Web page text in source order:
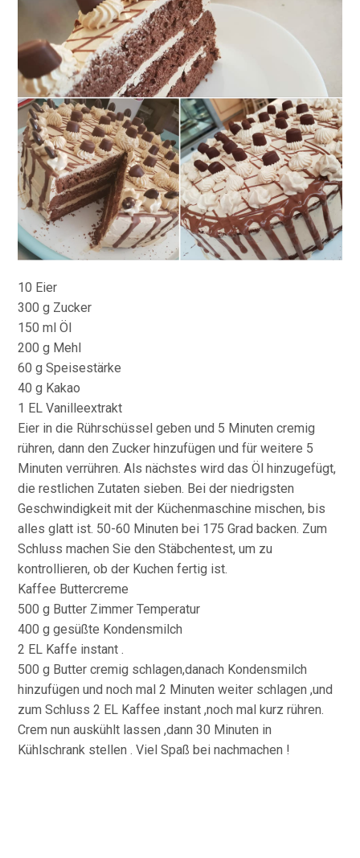
10 Eier
300 g Zucker
150 ml Öl
200 g Mehl
60 g Speisestärke
40 g Kakao
1 EL Vanilleextrakt
Eier in die Rührschüssel geben und 5 Minuten cremig
rühren, dann den Zucker hinzufügen und für weitere 5
Minuten verrühren. Als nächstes wird das Öl hinzugefügt,
die restlichen Zutaten sieben. Bei der niedrigsten
Geschwindigkeit mit der Küchenmaschine mischen, bis
alles glatt ist. 50-60 Minuten bei 175 Grad backen. Zum
Schluss machen Sie den Stäbchentest, um zu
kontrollieren, ob der Kuchen fertig ist.
Kaffee Buttercreme
500 g Butter Zimmer Temperatur
400 g gesüßte Kondensmilch
2 EL Kaffe instant .
500 g Butter cremig schlagen,danach Kondensmilch
hinzufügen und noch mal 2 Minuten weiter schlagen ,und
zum Schluss 2 EL Kaffee instant ,noch mal kurz rühren.
Crem nun auskühlt lassen ,dann 30 Minuten in
Kühlschrank stellen . Viel Spaß bei nachmachen !